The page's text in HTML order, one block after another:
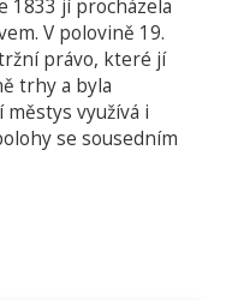
1833 jí procházela
V polovině 19.
právo, které jí
trhy a byla
městys využívá i
se sousedním